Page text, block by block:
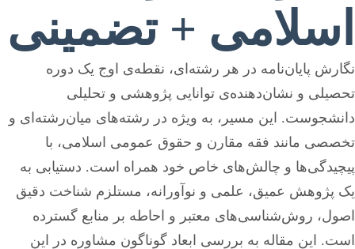
اسلامی + تضمینی
نگارش پایان‌نامه در هر رشته‌ای، نقطه‌ی اوج یک دوره
تحصیلی و نشان‌دهنده‌ی توانایی پژوهشی و تحلیلی
دانشجوست. این مسیر، به ویژه در رشته‌های میان‌رشته‌ای و
تخصصی مانند فقه مقارن و حقوق عمومی اسلامی، با
پیچیدگی‌ها و چالش‌های خاص خود همراه است. دستیابی به
یک پژوهش عمیق، علمی و نوآورانه، مستلزم شناخت دقیق
اصول، روش‌شناسی‌های معتبر و احاطه بر منابع گسترده
است. این مقاله به بررسی ابعاد گوناگون مشاوره در این